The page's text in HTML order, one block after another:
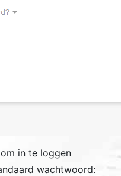
in te loggen
wachtwoord: